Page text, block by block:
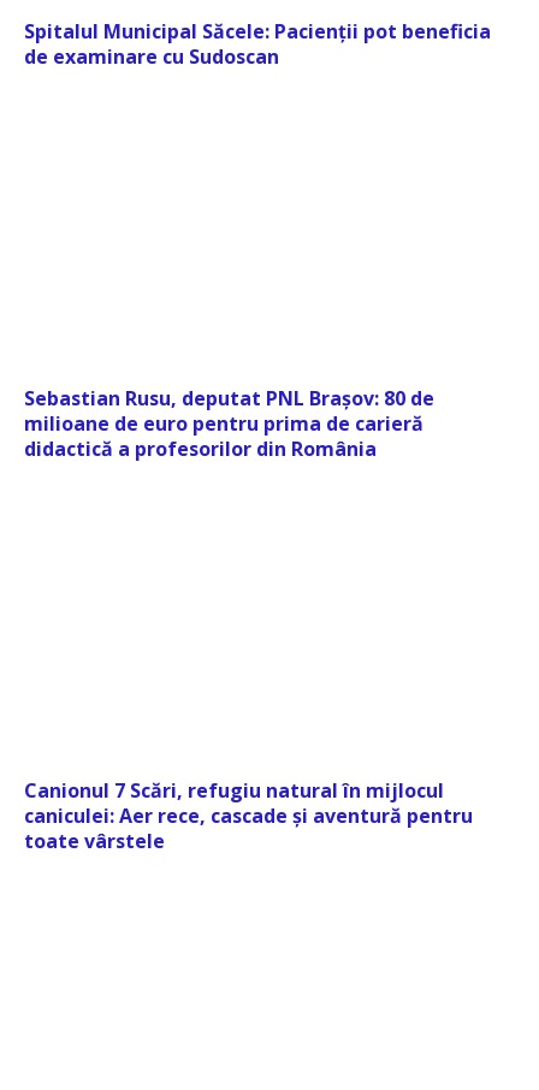
Spitalul Municipal Săcele: Pacienții pot beneficia
de examinare cu Sudoscan
Sebastian Rusu, deputat PNL Brașov: 80 de
milioane de euro pentru prima de carieră
didactică a profesorilor din România
Canionul 7 Scări, refugiu natural în mijlocul
caniculei: Aer rece, cascade și aventură pentru
toate vârstele